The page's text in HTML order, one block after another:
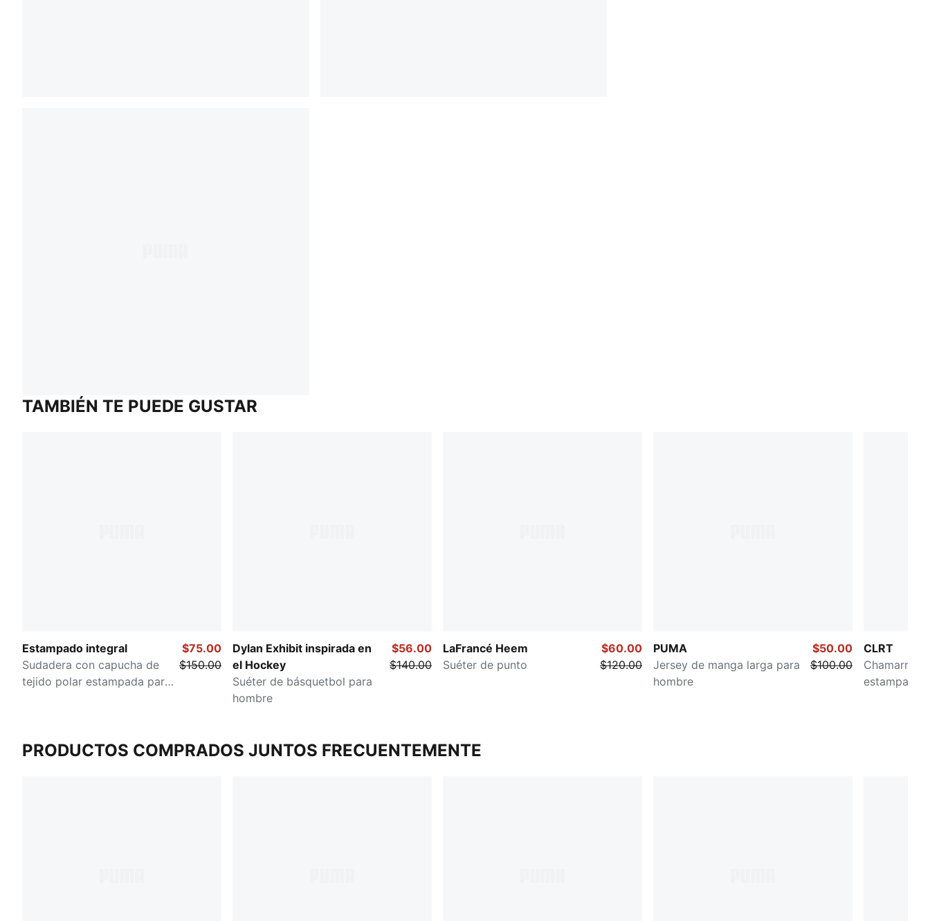
TAMBIÉN TE PUEDE GUSTAR
Estampado integral
Sudadera con capucha de
tejido polar estampada para
$75.00
$150.00
Dylan Exhibit inspirada en
el Hockey
Suéter de básquetbol para
hombre
$56.00
$140.00
LaFrancé Heem
Suéter de punto
$60.00
$120.00
PUMA
Jersey de manga larga para
hombre
$50.00
$100.00
CLRT
Chamarra
estampada
PRODUCTOS COMPRADOS JUNTOS FRECUENTEMENTE